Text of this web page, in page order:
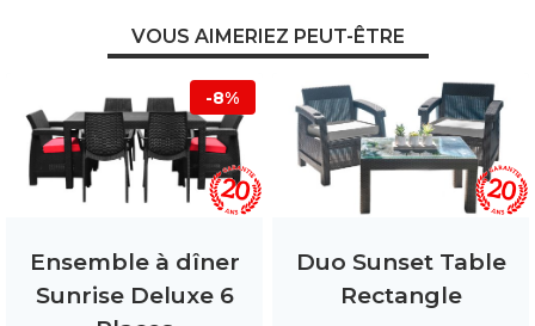
VOUS AIMERIEZ PEUT-ÊTRE
-8%
Ensemble à dîner
Sunrise Deluxe 6
Duo Sunset Table
Rectangle